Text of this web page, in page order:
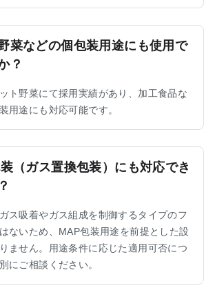
菜などの個包装用途にも使用で
？
ト野菜にて採用実績があり、加工食品な
用途にも対応可能です。
（ガス置換包装）にも対応でき
ス吸着やガス組成を制御するタイプのフ
ないため、MAP包装用途を前提とした設
ません。用途条件に応じた適用可否につ
にご相談ください。